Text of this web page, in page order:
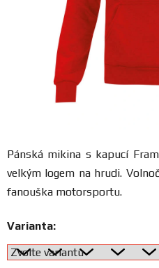
Obchodní
podmínky
Blog
a
katalogy
Pánská mikina s kapucí
velkým logem na hrudi.
fanouška motorsportu.
Varianta: